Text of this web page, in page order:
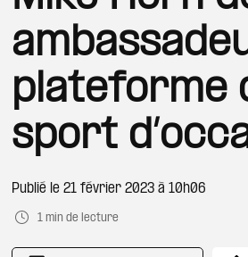
plateforme
sport
Publié le 21 février 2023 à 10h06
1 min de lecture